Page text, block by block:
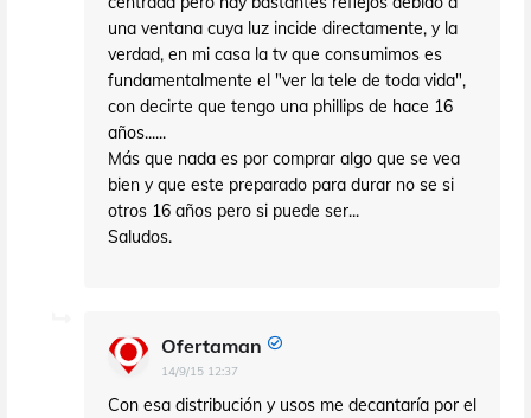
una ventana cuya luz incide directamente, y la
verdad, en mi casa la tv que consumimos es
fundamentalmente el "ver la tele de toda vida",
con decirte que tengo una phillips de hace 16
años......
Más que nada es por comprar algo que se vea
bien y que este preparado para durar no se si
otros 16 años pero si puede ser...
Saludos.
Ofertaman
14/9/15 12:37
Con esa distribución y usos me decantaría por el